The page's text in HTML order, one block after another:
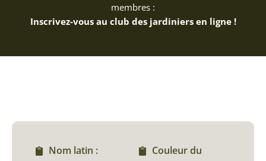
membres :
Inscrivez-vous au club des jardiniers en ligne !
Nom latin :
Couleur du